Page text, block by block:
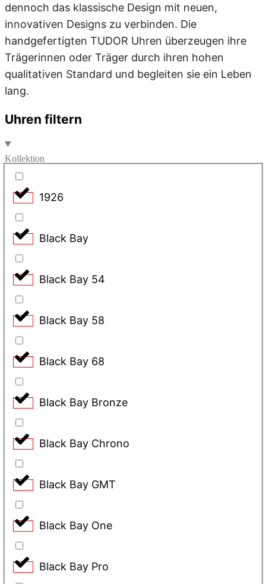
dennoch das klassische Design mit neuen,
innovativen Designs zu verbinden. Die
handgefertigten TUDOR Uhren überzeugen ihre
Trägerinnen oder Träger durch ihren hohen
qualitativen Standard und begleiten sie ein Leben
lang.
Uhren filtern
Kollektion
1926
Black Bay
Black Bay 54
Black Bay 58
Black Bay 68
Black Bay Bronze
Black Bay Chrono
Black Bay GMT
Black Bay One
Black Bay Pro